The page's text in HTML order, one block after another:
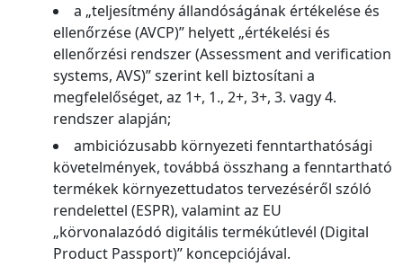
a „teljesítmény állandóságának értékelése és
ellenőrzése (AVCP)” helyett „értékelési és
ellenőrzési rendszer (Assessment and verification
systems, AVS)” szerint kell biztosítani a
megfelelőséget, az 1+, 1., 2+, 3+, 3. vagy 4.
rendszer alapján;
ambiciózusabb környezeti fenntarthatósági
követelmények, továbbá összhang a fenntartható
termékek környezettudatos tervezéséről szóló
rendelettel (ESPR), valamint az EU
„körvonalazódó digitális termékútlevél (Digital
Product Passport)” koncepciójával.